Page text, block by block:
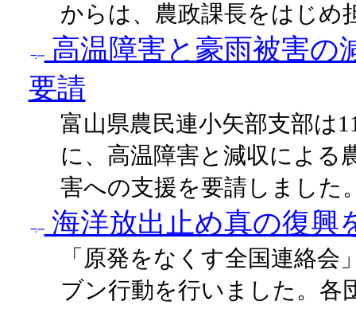
からは、農政課長をはじめ
高温障害と豪雨被害
要請
富山県農民連小矢部支部は
に、高温障害と減収による
害への支援を要請しました
海洋放出止め真の復興
「原発をなくす全国連絡
ブン行動を行いました。各